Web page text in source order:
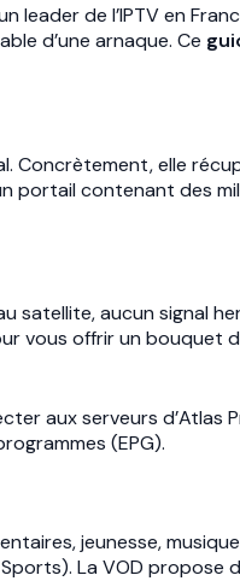
leader de l’IPTV en
d’une arnaque. Ce
Concrètement, elle
portail contenant des
satellite, aucun signal
vous offrir un bouquet
aux serveurs d’Atlas
(EPG).
jeunesse,
La VOD propose